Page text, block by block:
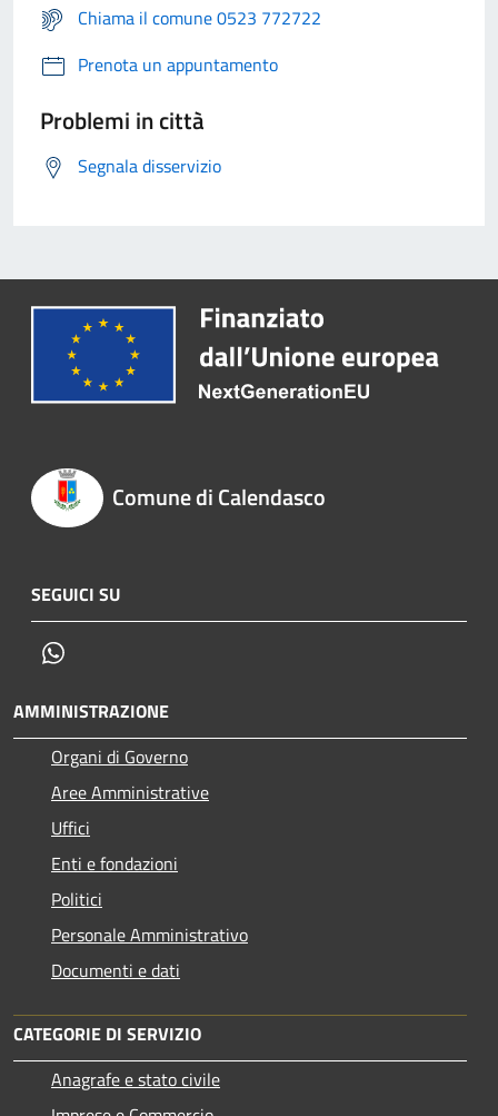
Chiama il comune 0523 772722
Prenota un appuntamento
Problemi in città
Segnala disservizio
Comune di Calendasco
SEGUICI SU
AMMINISTRAZIONE
Organi di Governo
Aree Amministrative
Uffici
Enti e fondazioni
Politici
Personale Amministrativo
Documenti e dati
CATEGORIE DI SERVIZIO
Anagrafe e stato civile